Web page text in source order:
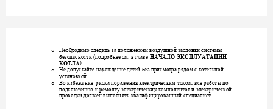
o Необходимо следить за положением воздушной заслонки системы
безопасности (подробнее см. в главе НАЧАЛО ЭКСПЛ
УАТАЦИИ
КОТЛА)
o Не допускайте нахождение детей без присмотра рядом с котельной
установкой.
o Во избежание  риска поражения электрическим током, все работы по
подключению и ремонту электрических компонентов и электрической
проводки должен выполнять квалифицированный специалист.